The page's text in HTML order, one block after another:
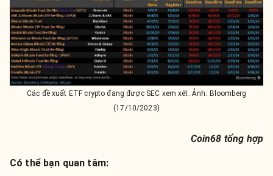
Các đề xuất ETF crypto đang được SEC xem xét. Ảnh: Bloomberg
(17/10/2023)
Coin68 tổng hợp
Có thể bạn quan tâm: